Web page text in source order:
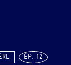
ép. 12